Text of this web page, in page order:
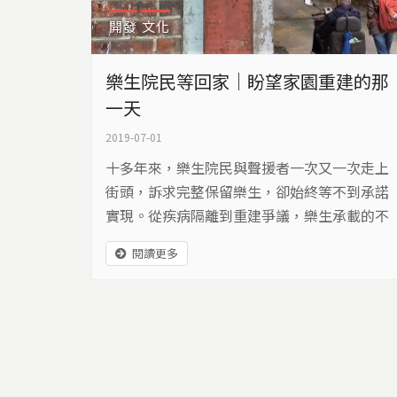
開發 文化
樂生院民等回家｜盼望家園重建的那
一天
2019-07-01
十多年來，樂生院民與聲援者一次又一次走上
街頭，訴求完整保留樂生，卻始終等不到承諾
實現。從疾病隔離到重建爭議，樂生承載的不
只是歷史傷痕，也是一段仍在發生的等待與抗
爭。閱讀更多